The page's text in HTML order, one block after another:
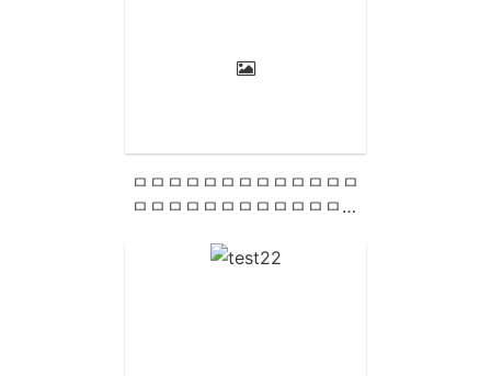
ㅁㅁㅁㅁㅁㅁㅁㅁㅁㅁㅁㅁㅁ
ㅁㅁㅁㅁㅁㅁㅁㅁㅁㅁㅁㅁㅁ
ㅁㅁㅁㅁㅁㅁㅁㅁㅁㅁㅁㅁㅁ